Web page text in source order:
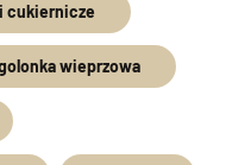
cukiernicze
wieprzowa